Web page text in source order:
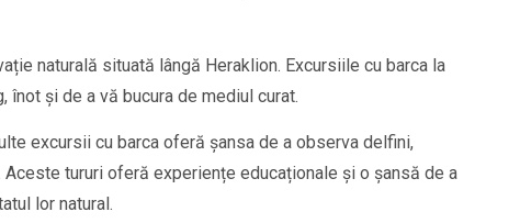
naturală situată lângă Heraklion. Excursiile cu barca la
și de a vă bucura de mediul curat.
excursii cu barca oferă șansa de a observa delfini,
tururi oferă experiențe educaționale și o șansă de a
lor natural.